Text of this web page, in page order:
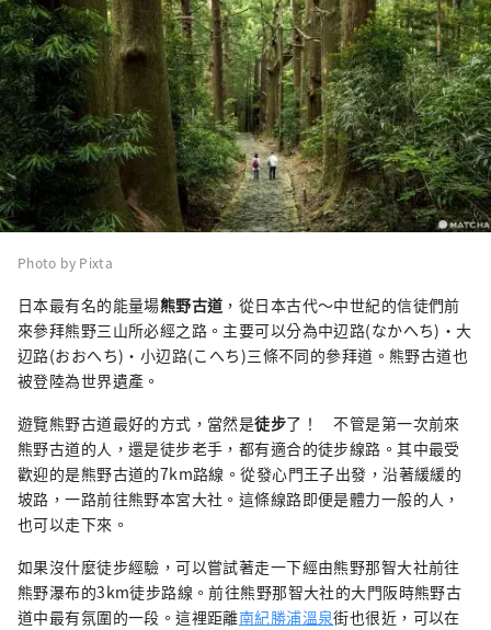
Photo by Pixta
日本最有名的能量場熊野古道 ，從日本古代～中世紀的信徒們前
來參拜熊野三山所必經之路。主要可以分為中辺路(なかへち)・大
辺路(おおへち)・小辺路(こへち)三條不同的參拜道。熊野古道也
被登陸為世界遺產。
遊覽熊野古道最好的方式，當然是徒步了！ 不管是第一次前來
熊野古道的人，還是徒步老手，都有適合的徒步線路。其中最受
歡迎的是熊野古道的7km路線。從發心門王子出發，沿著緩緩的
坡路，一路前往熊野本宮大社。這條線路即便是體力一般的人，
也可以走下來。
如果沒什麼徒步經驗，可以嘗試著走一下經由熊野那智大社前往
熊野瀑布的3km徒步路線。前往熊野那智大社的大門阪時熊野古
道中最有氛圍的一段。這裡距離南紀勝浦溫泉街也很近，可以在